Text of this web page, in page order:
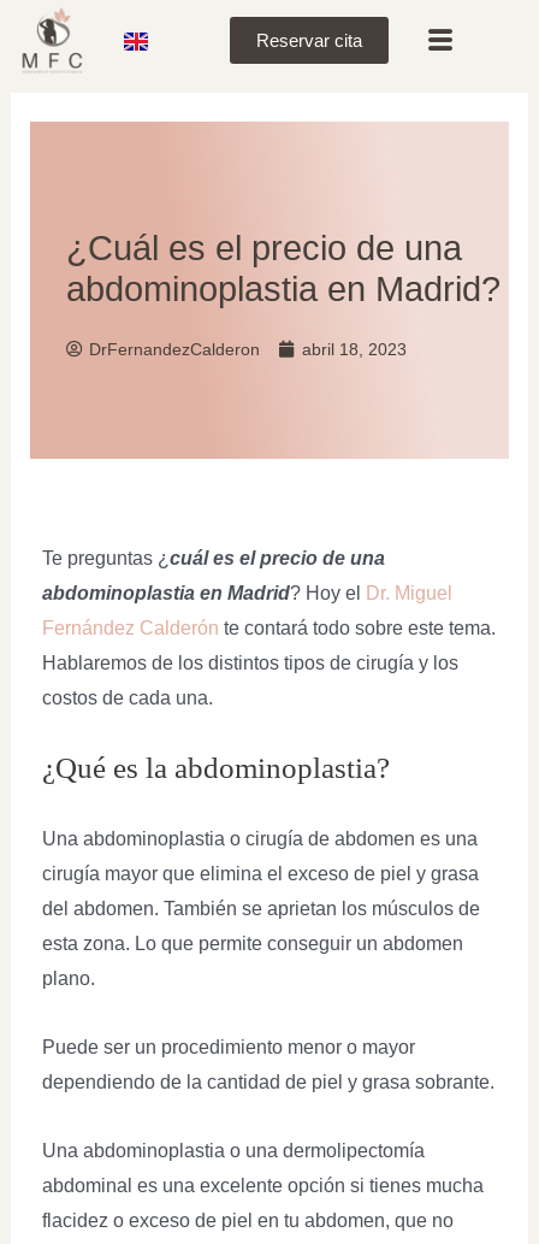
Reservar cita
¿Cuál es el precio de una
abdominoplastia en Madrid?
DrFernandezCalderon abril 18, 2023
Te preguntas ¿ cuál es el precio de una
abdominoplastia en Madrid? Hoy el
Dr. Miguel
Fernández Calderón te contará todo sobre este tema.
Hablaremos de los distintos tipos de cirugía y los
costos de cada una.
¿Qué es la abdominoplastia?
Una abdominoplastia o cirugía de abdomen es una
cirugía mayor que elimina el exceso de piel y grasa
del abdomen. También se aprietan los músculos de
esta zona. Lo que permite conseguir un abdomen
plano.
Puede ser un procedimiento menor o mayor
dependiendo de la cantidad de piel y grasa sobrante.
Una abdominoplastia o una dermolipectomía
abdominal es una excelente opción si tienes mucha
flacidez o exceso de piel en tu abdomen, que no